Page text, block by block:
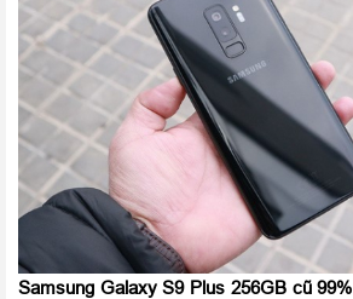
Samsung Galaxy S9 Plus 256GBcũ 99%